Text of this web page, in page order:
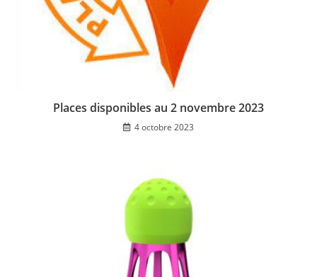
Places disponibles au 2 novembre 2023
4 octobre 2023